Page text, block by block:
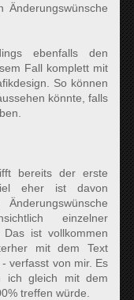
Änderungswünsche
ebenfalls den
Fall komplett mit
So können
könnte, falls
bereits der erste
eher ist davon
einzelner
ist vollkommen
mit dem Text
verfasst von mir. Es
ich gleich mit dem
treffen würde.